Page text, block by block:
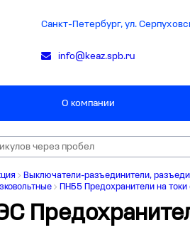
Санкт-Петербург, ул.
info@keaz.spb.ru
О компании
Выключатели-разъединители,
ПНБ5 Предохранители на